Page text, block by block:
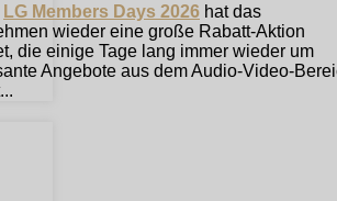
LG Members Days 2026 hat das
wieder eine große Rabatt-Aktion
die einige Tage lang immer wieder um
Angebote aus dem Audio-Video-